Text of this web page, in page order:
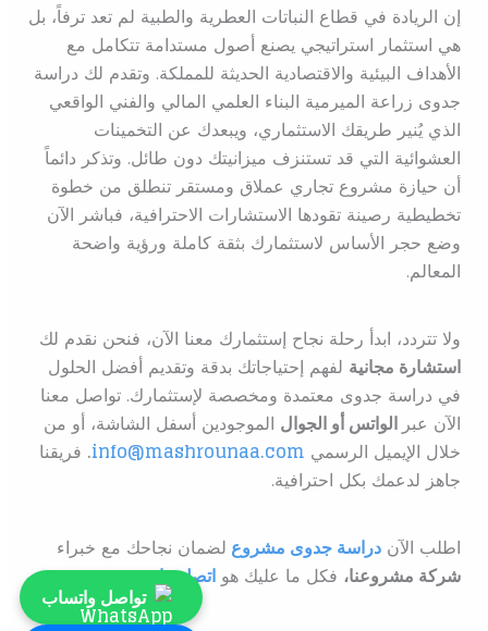
إن الريادة في قطاع النباتات العطرية والطبية لم تعد ترفاً، بل
هي استثمار استراتيجي يصنع أصول مستدامة تتكامل مع
الأهداف البيئية والاقتصادية الحديثة للمملكة. وتقدم لك دراسة
جدوى زراعة الميرمية البناء العلمي المالي والفني الواقعي
الذي يُنير طريقك الاستثماري، ويبعدك عن التخمينات
العشوائية التي قد تستنزف ميزانيتك دون طائل. وتذكر دائماً
أن حيازة مشروع تجاري عملاق ومستقر تنطلق من خطوة
تخطيطية رصينة تقودها الاستشارات الاحترافية، فباشر الآن
وضع حجر الأساس لاستثمارك بثقة كاملة ورؤية واضحة
المعالم.
ولا تتردد، ابدأ رحلة نجاح إستثمارك معنا الآن، فنحن نقدم لك
استشارة مجانيةلفهم إحتياجاتك بدقة وتقديم أفضل الحلول
في دراسة جدوى معتمدة ومخصصة لإستثمارك. تواصل معنا
الآن عبرالواتس أو الجوالالموجودين أسفل الشاشة، أو من
خلال الإيميل الرسمي info@mashrounaa.com
.فريقنا
جاهز لدعمك بكل احترافية.
اطلب الآن دراسة جدوى مشروع لضمان نجاحك مع خبراء
شركة مشروعنا،فكل ما عليك هو اتصل بنا
تواصل واتساب